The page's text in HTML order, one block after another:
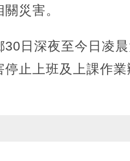
災害。
30日深夜至今日凌
停止上班及上課作